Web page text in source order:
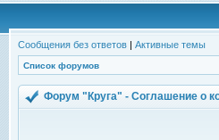
Сообщения без ответов | Активные темы
Список форумов
Форум "Круга" - Соглашение о